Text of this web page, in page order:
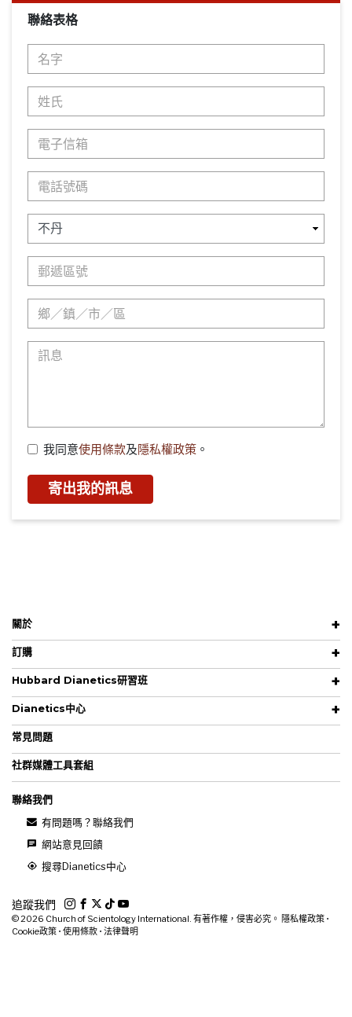
聯絡表格
我同意使用條款及隱私權政策 。
寄出我的訊息
關於
訂購
Hubbard Dianetics研習班
Dianetics中心
常見問題
社群媒體工具套組
聯絡我們
有問題嗎？聯絡我們
網站意見回饋
搜尋Dianetics中心
追蹤我們
© 2026 Church of Scientology International. 有著作權，侵害必究。 隱私權政策 •
Cookie政策 • 使用條款 • 法律聲明